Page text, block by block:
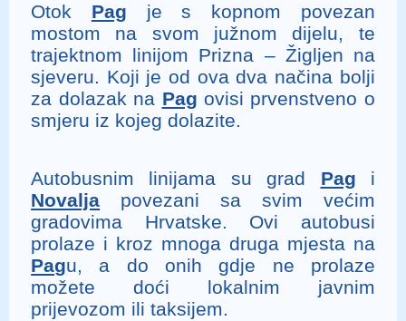
Otok Pag je s kopnom povezan
mostom na svom južnom dijelu, te
trajektnom linijom Prizna – Žigljen na
sjeveru. Koji je od ova dva načina bolji
za dolazak na Pag ovisi prvenstveno o
smjeru iz kojeg dolazite.
Autobusnim linijama su grad Pag i
Novalja povezani sa svim većim
gradovima Hrvatske. Ovi autobusi
prolaze i kroz mnoga druga mjesta na
Pagu, a do onih gdje ne prolaze
možete doći lokalnim javnim
prijevozom ili taksijem.